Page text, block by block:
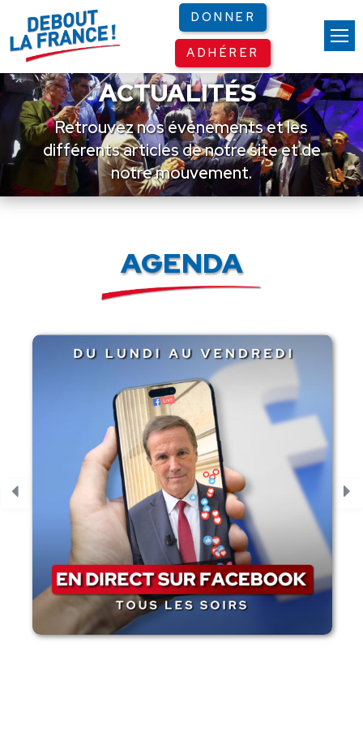
DONNER
ADHÉRER
ACTUALITÉS
Retrouvez nos événements et les
différents articles de notre site et de
notre mouvement.
AGENDA
Panneau de gestion des cookies